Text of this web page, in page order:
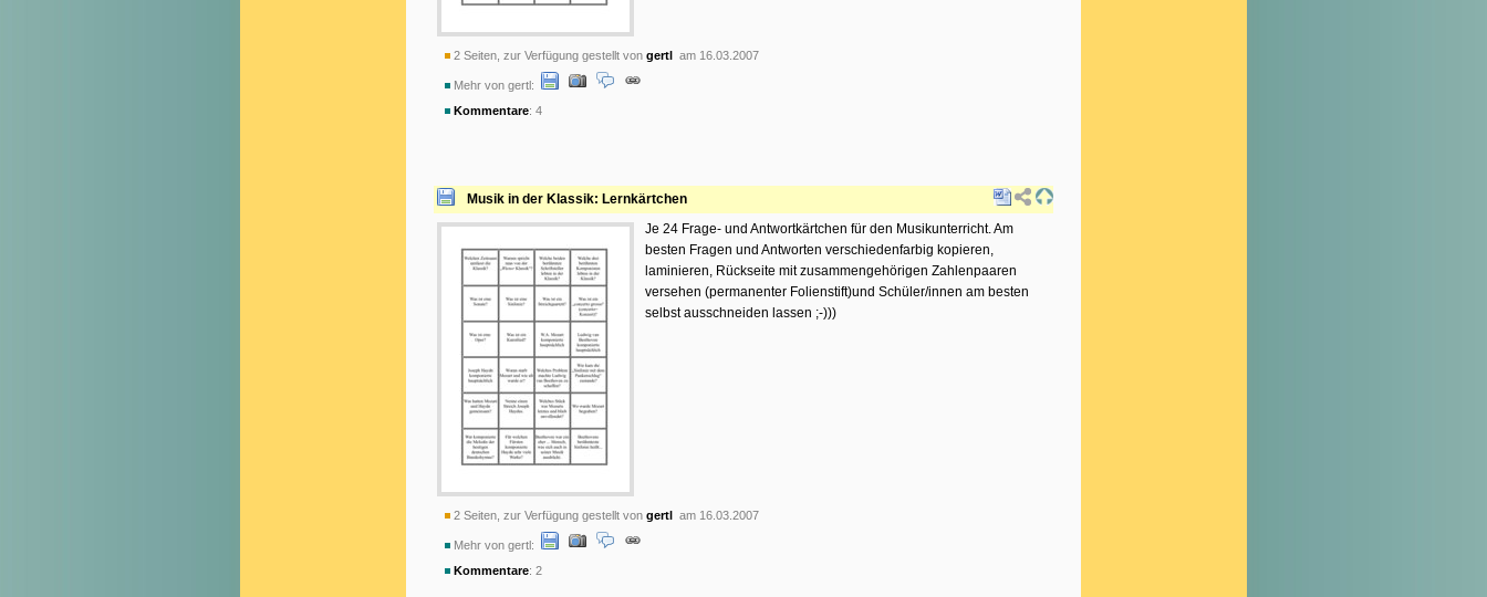
2 Seiten, zur Verfügung gestellt von gertl am 16.03.2007
Mehr von gertl:
Kommentare: 4
Musik in der Klassik: Lernkärtchen
Je 24 Frage- und Antwortkärtchen für den Musikunterricht. Am
besten Fragen und Antworten verschiedenfarbig kopieren,
laminieren, Rückseite mit zusammengehörigen Zahlenpaaren
versehen (permanenter Folienstift)und Schüler/innen am besten
selbst ausschneiden lassen ;-)))
2 Seiten, zur Verfügung gestellt von gertl am 16.03.2007
Mehr von gertl:
Kommentare: 2